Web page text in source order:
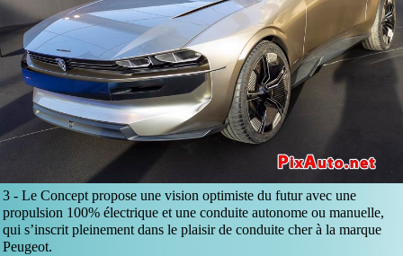
3 -Le Concept propose une vision optimiste du futur avec une
propulsion 100% électrique et une conduite autonome ou manuelle,
qui s’inscrit pleinement dans le plaisir de conduite cher à la marque
Peugeot.